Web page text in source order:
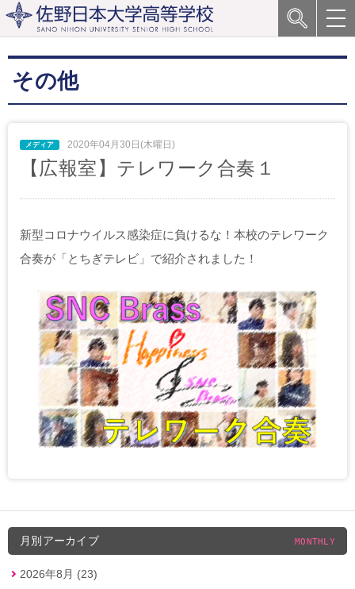
その他
2020年04月30日(木曜日)
【広報室】テレワーク合奏１
新型コロナウイルス感染症に負けるな！本校のテレワーク
合奏が「とちぎテレビ」で紹介されました！
月別アーカイブ MONTHLY
2026年8月 (23)